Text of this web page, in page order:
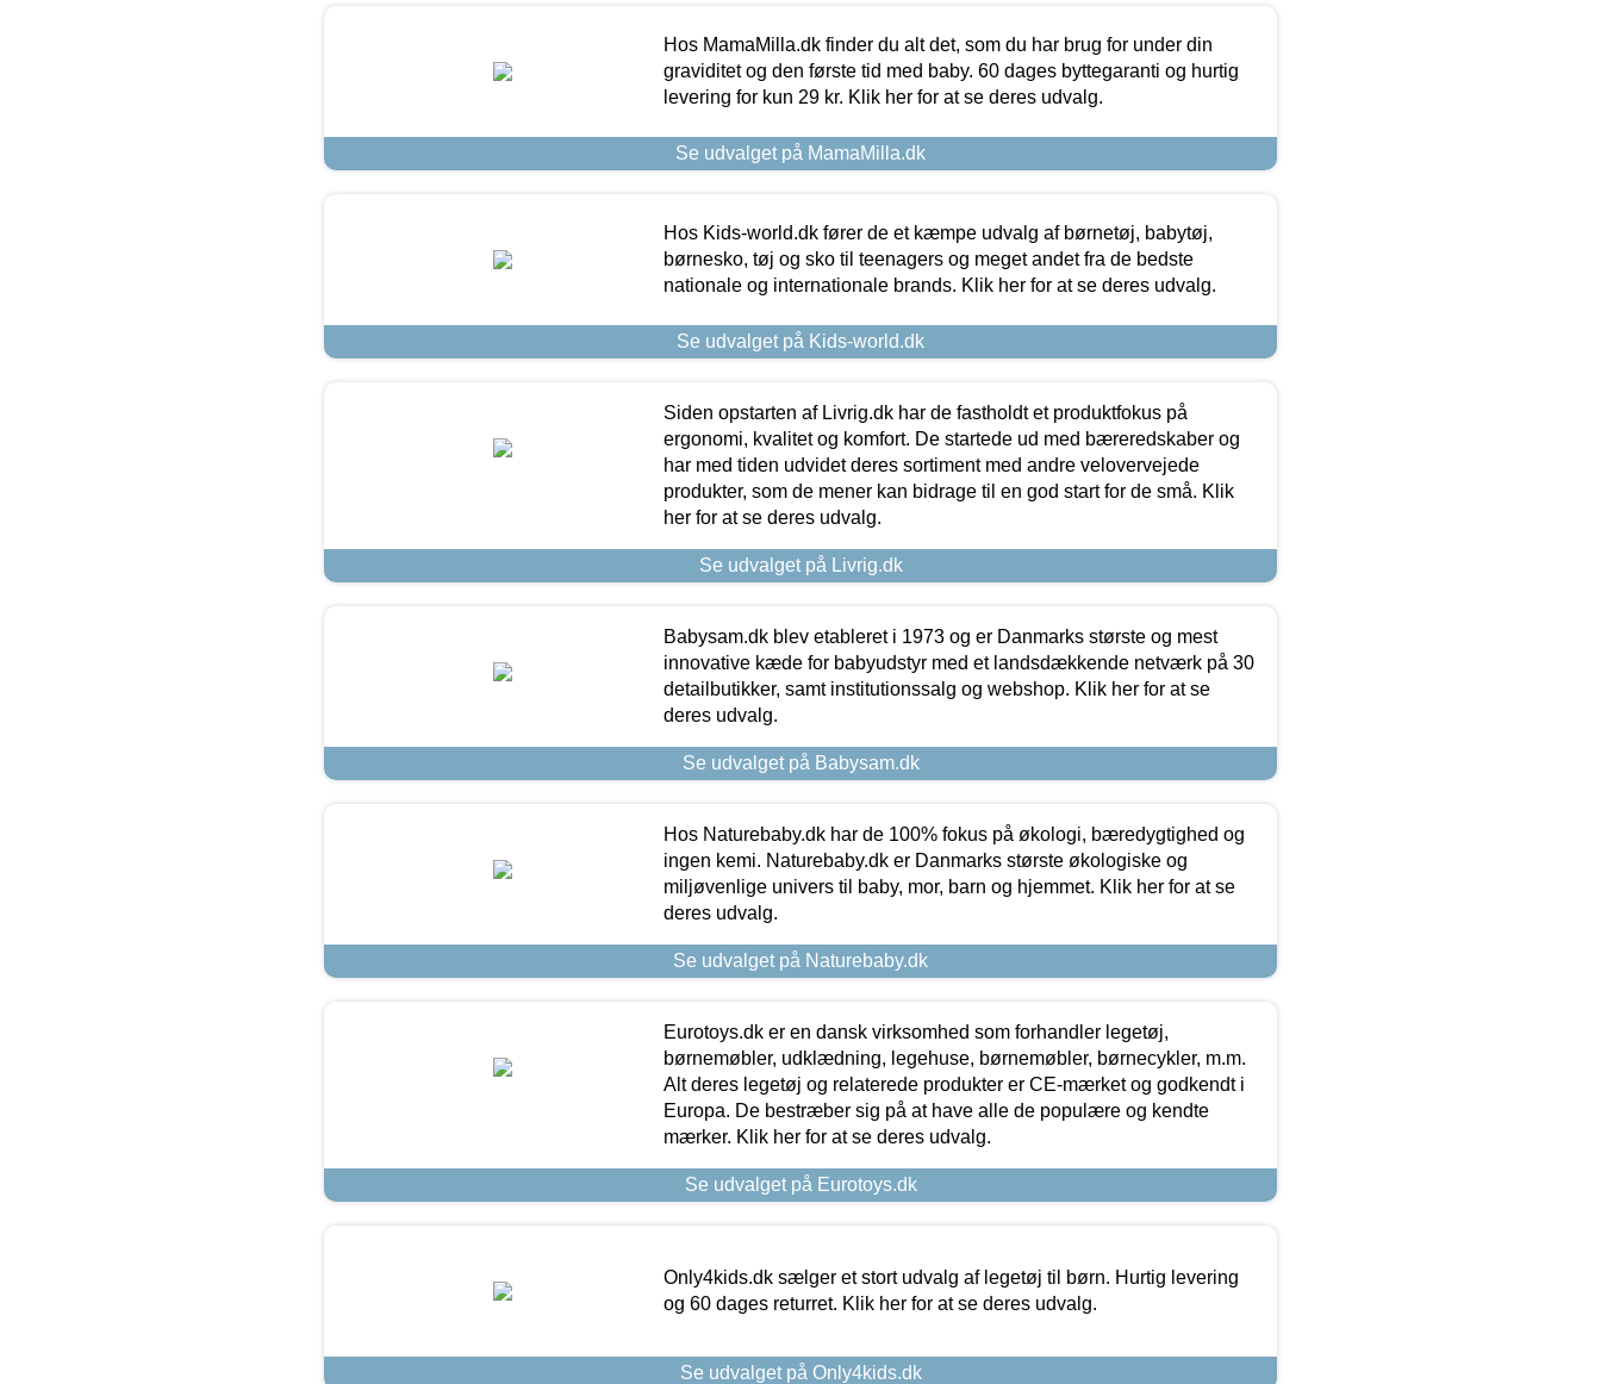
Hos MamaMilla.dk finder du alt det, som du har brug for under din
graviditet og den første tid med baby. 60 dages byttegaranti og hurtig
levering for kun 29 kr. Klik her for at se deres udvalg.
Se udvalget på MamaMilla.dk
Hos Kids-world.dk fører de et kæmpe udvalg af børnetøj, babytøj,
børnesko, tøj og sko til teenagers og meget andet fra de bedste
nationale og internationale brands. Klik her for at se deres udvalg.
Se udvalget på Kids-world.dk
Siden opstarten af Livrig.dk har de fastholdt et produktfokus på
ergonomi, kvalitet og komfort. De startede ud med bæreredskaber og
har med tiden udvidet deres sortiment med andre velovervejede
produkter, som de mener kan bidrage til en god start for de små. Klik
her for at se deres udvalg.
Se udvalget på Livrig.dk
Babysam.dk blev etableret i 1973 og er Danmarks største og mest
innovative kæde for babyudstyr med et landsdækkende netværk på 30
detailbutikker, samt institutionssalg og webshop. Klik her for at se
deres udvalg.
Se udvalget på Babysam.dk
Hos Naturebaby.dk har de 100% fokus på økologi, bæredygtighed og
ingen kemi. Naturebaby.dk er Danmarks største økologiske og
miljøvenlige univers til baby, mor, barn og hjemmet. Klik her for at se
deres udvalg.
Se udvalget på Naturebaby.dk
Eurotoys.dk er en dansk virksomhed som forhandler legetøj,
børnemøbler, udklædning, legehuse, børnemøbler, børnecykler, m.m.
Alt deres legetøj og relaterede produkter er CE-mærket og godkendt i
Europa. De bestræber sig på at have alle de populære og kendte
mærker. Klik her for at se deres udvalg.
Se udvalget på Eurotoys.dk
Only4kids.dk sælger et stort udvalg af legetøj til børn. Hurtig levering
og 60 dages returret. Klik her for at se deres udvalg.
Se udvalget på Only4kids.dk